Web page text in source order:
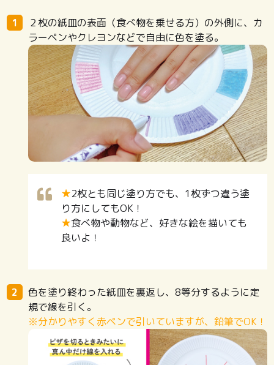
２枚の紙皿の表面（食べ物を乗せる方）の外側に、カ
ラーペンやクレヨンなどで自由に色を塗る。
★2枚とも同じ塗り方でも、1枚ずつ違う塗
り方にしてもOK！
★食べ物や動物など、好きな絵を描いても
良いよ！
色を塗り終わった紙皿を裏返し、8等分するように定
規で線を引く。
※分かりやすく赤ペンで引いていますが、鉛筆でOK！